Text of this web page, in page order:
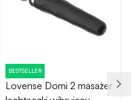
BESTSELLER
Lovense Domi 2 masażer